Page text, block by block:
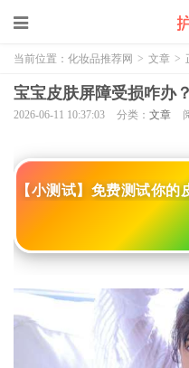
当前位置： 化妆品推荐网 > 文章 >
宝宝皮肤屏障受损咋办？
2026-06-11 10:37:03 分类： 文章
【小测试】免费测试你